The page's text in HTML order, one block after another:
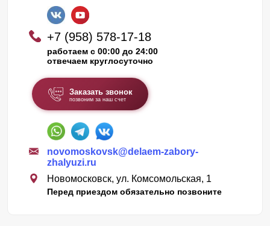
+7 (958) 578-17-18
работаем с 00:00 до 24:00
отвечаем круглосуточно
Заказать звонок
позвоним за наш счет
novomoskovsk@delaem-zabory-
zhalyuzi.ru
Новомосковск, ул. Комсомольская, 1
Перед приездом обязательно позвоните